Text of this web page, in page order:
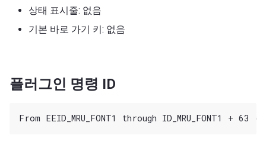
상태 표시줄: 없음
기본 바로 가기 키: 없음
플러그인 명령 ID